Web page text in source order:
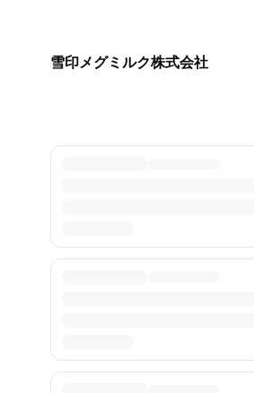
雪印メグミルク株式会社